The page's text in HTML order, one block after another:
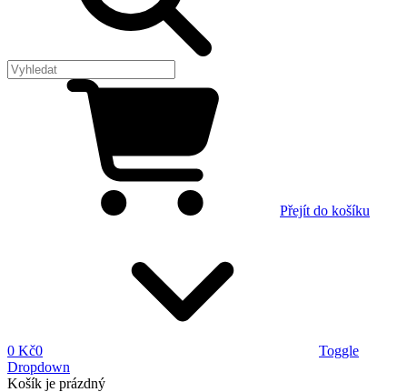
Přejít do košíku
0 Kč0
Toggle
Dropdown
Košík je prázdný